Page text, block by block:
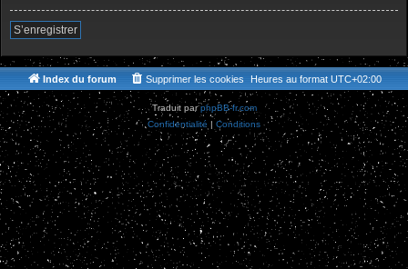
S’enregistrer
Index du forum Heures au format UTC+02:00
Supprimer les cookies
Traduit parphpBB-fr.com
Confidentialité
Conditions